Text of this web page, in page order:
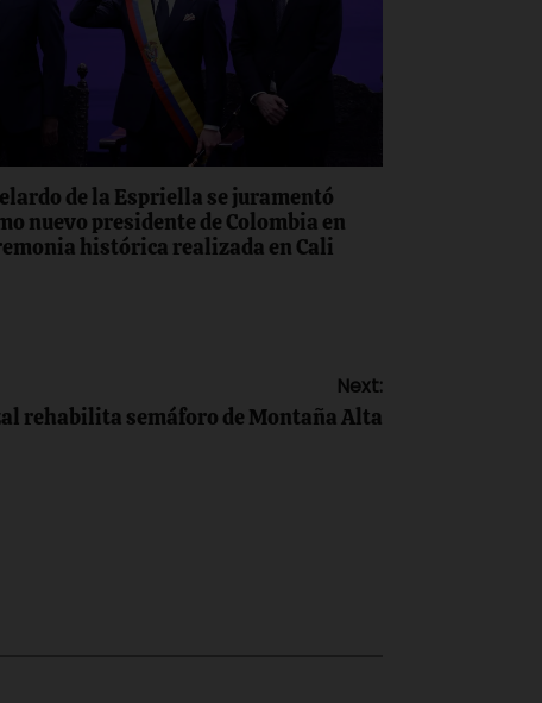
de la Espriella se juramentó
nuevo presidente de Colombia en
histórica realizada en Cali
Next:
rehabilita semáforo de Montaña Alta